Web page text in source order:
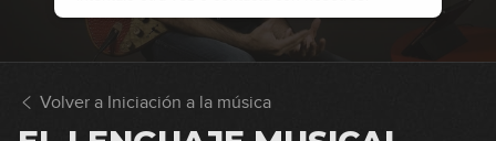
Volver a Iniciación a la música